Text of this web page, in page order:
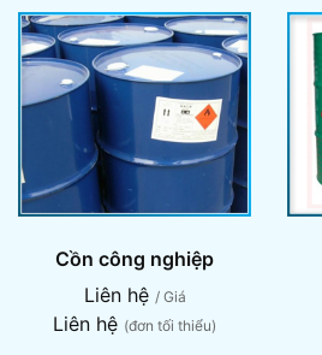
Cồn công nghiệp
Liên hệ / Giá
Liên hệ (đơn tối thiểu)